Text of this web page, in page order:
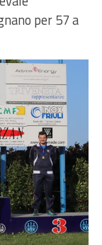
per 57 a